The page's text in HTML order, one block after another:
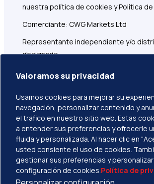
nuestra política de cookies y Política de
Comerciante: CWG Markets Ltd
Representante independiente y/o
designado
Dirección registrada: 1276 Kumul
CWG Markets Ltd es responsable de
distribución y servicios de atención al
relacionados con este sitio web.
Valoramos su privacidad
Usamos cookies para mejorar su
navegación, personalizar contenido y
el tráfico en nuestro sitio web. Estas
a entender sus preferencias y ofrecerle
fluida y personalizada. Al hacer clic en
usted consiente el uso de cookies.
gestionar sus preferencias y personalizar
configuración de cookies.Política de